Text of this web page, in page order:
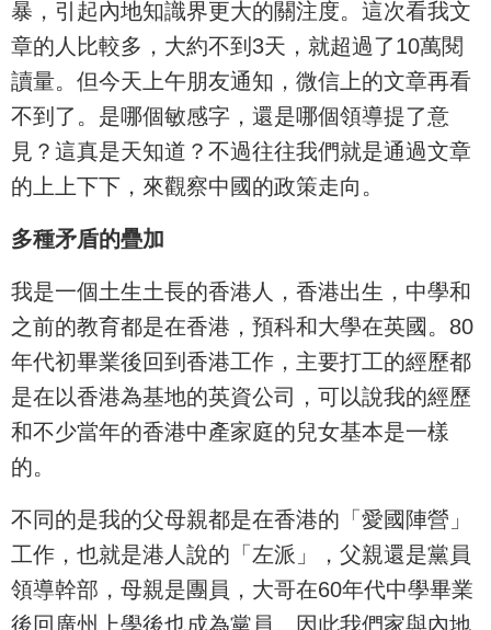
暴，引起內地知識界更大的關注度。這次看我文
章的人比較多，大約不到3天，就超過了10萬閱
讀量。但今天上午朋友通知，微信上的文章再看
不到了。是哪個敏感字，還是哪個領導提了意
見？這真是天知道？不過往往我們就是通過文章
的上上下下，來觀察中國的政策走向。
多種矛盾的疊加
我是一個土生土長的香港人，香港出生，中學和
之前的教育都是在香港，預科和大學在英國。80
年代初畢業後回到香港工作，主要打工的經歷都
是在以香港為基地的英資公司，可以說我的經歷
和不少當年的香港中產家庭的兒女基本是一樣
的。
不同的是我的父母親都是在香港的「愛國陣營」
工作，也就是港人說的「左派」，父親還是黨員
領導幹部，母親是團員，大哥在60年代中學畢業
後回廣州上學後也成為黨員。因此我們家與內地